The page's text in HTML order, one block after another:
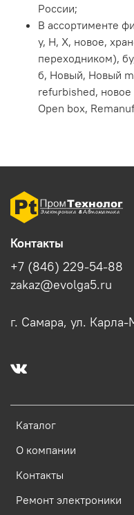
России;
В ассортименте
у, Н, Х, новое,
переходником),
б, Новый, Новый
refurbished,
Open box,
Каталог
О компании
Контакты
Ремонт электроники
Контакты
+7 (846) 229-54-88
zakaz@evolga5.ru
г. Самара, ул.